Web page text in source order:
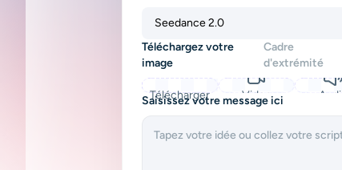
Seedance 2.0
Téléchargez votre
image
Cadre
d'extrémité
Télécharger Video Audio
Saisissez votre message ici